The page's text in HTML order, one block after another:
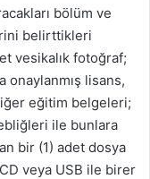
bölüm ve
belirttikleri
vesikalık fotoğraf;
lisans,
eğitim belgeleri;
ile bunlara
bir (1) adet dosya
veya USB ile birer